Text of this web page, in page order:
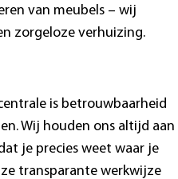
van meubels – wij
zorgeloze verhuizing.
is betrouwbaarheid
Wij houden ons altijd aan
je precies weet waar je
transparante werkwijze